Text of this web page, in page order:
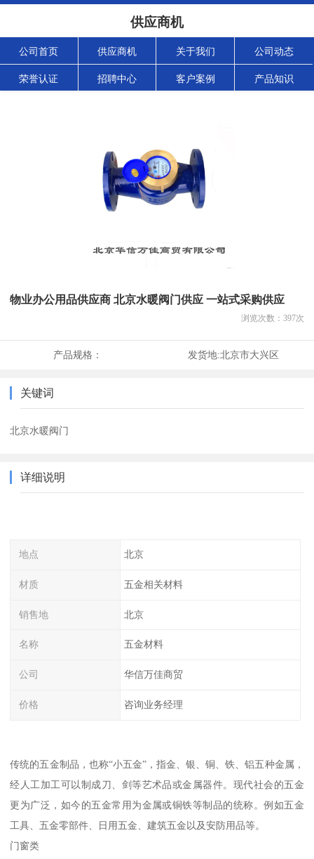
供应商机
公司首页 供应商机 关于我们 公司动态
荣誉认证 招聘中心 客户案例 产品知识
物业办公用品供应商 北京水暖阀门供应 一站式采购供应
浏览次数： 397次
产品规格： 发货地:北京市大兴区
关键词
北京水暖阀门
详细说明
地点 北京
材质 五金相关材料
销售地 北京
名称 五金材料
公司 华信万佳商贸
价格 咨询业务经理
传统的五金制品，也称“小五金”，指金、银、铜、铁、铝五种金属，
经人工加工可以制成刀、剑等艺术品或金属器件。现代社会的五金
更为广泛，如今的五金常用为金属或铜铁等制品的统称。例如五金
工具、五金零部件、日用五金、建筑五金以及安防用品等。
门窗类